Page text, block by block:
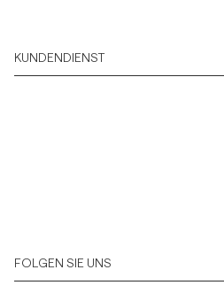
KUNDENDIENST
FOLGEN SIE UNS